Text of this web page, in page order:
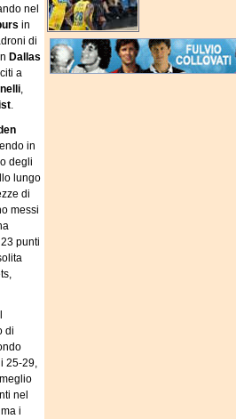
nel
in
di
Dallas
a
,
.
in
degli
lungo
di
messi
punti
di
25-29,
nel
i